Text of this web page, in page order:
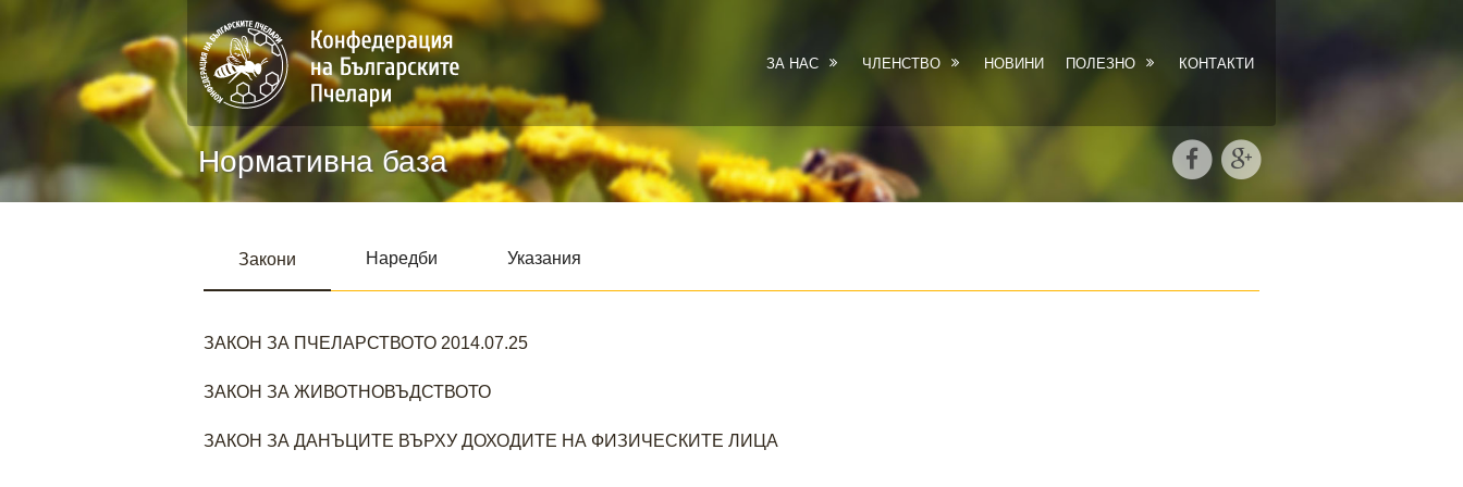
ЗА НАС ЧЛЕНСТВО НОВИНИ ПОЛЕЗНО КОНТАКТИ
Нормативна база
Закони Наредби Указания
ЗАКОН ЗА ПЧЕЛАРСТВОТО 2014.07.25
ЗАКОН ЗА ЖИВОТНОВЪДСТВОТО
ЗАКОН ЗА ДАНЪЦИТЕ ВЪРХУ ДОХОДИТЕ НА ФИЗИЧЕСКИТЕ ЛИЦА